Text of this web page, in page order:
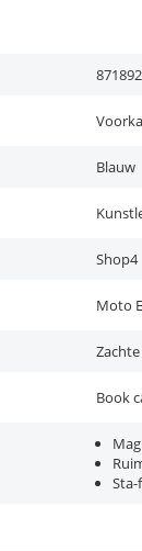
Blauw
Shop4
Moto
Book